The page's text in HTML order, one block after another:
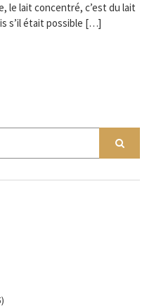
le lait concentré, c’est du lait
s’il était possible […]